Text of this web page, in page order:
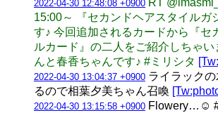
2022-04-30 12:48:08 +0900
15:00～ 『セカンドヘアスタイルガ
す♪ 今回追加されるカードから『セ
ルカード』の二人をご紹介しちゃい
んと春香ちゃんです♪ #ミリシタ
2022-04-30 13:04:37 +0900 ライラック
るので相葉夕美ちゃん召喚
2022-04-30 13:15:58 +0900 Flowery…☺️ #